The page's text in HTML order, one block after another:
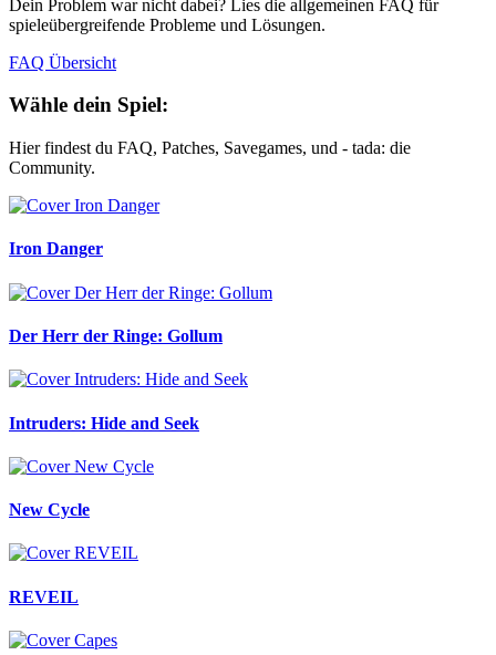
Dein Problem war nicht dabei? Lies die allgemeinen FAQ für
spieleübergreifende Probleme und Lösungen.
FAQ Übersicht
Wähle dein Spiel:
Hier findest du FAQ, Patches, Savegames, und - tada: die
Community.
Iron Danger
Der Herr der Ringe: Gollum
Intruders: Hide and Seek
New Cycle
REVEIL